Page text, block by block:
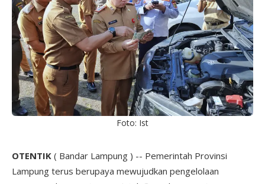
Foto: Ist
OTENTIK ( Bandar Lampung ) -- Pemerintah Provinsi
Lampung terus berupaya mewujudkan pengelolaan